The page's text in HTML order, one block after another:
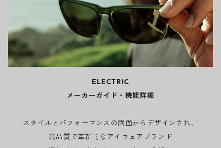
ELECTRIC
メーカーガイド・機能詳細
スタイルとパフォーマンスの両面からデザインされ、
高品質で革新的なアイウェアブランド